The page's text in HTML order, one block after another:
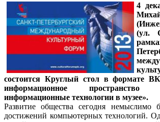
4
(ул.
состоится Круглый стол в формате
информационное
информационные технологии в музее».
Развитие общества сегодня немыслимо
достижений компьютерных технологий.